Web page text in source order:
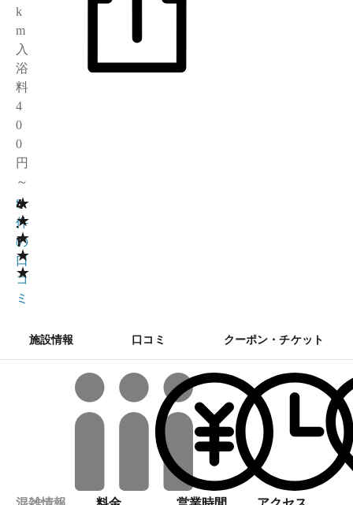
k
m
入
浴
料
4
0
0
円
～
★
★
★
★
★
4
.
1
8
件
の
口
コ
ミ
施設情報 口コミ クーポン・チケット